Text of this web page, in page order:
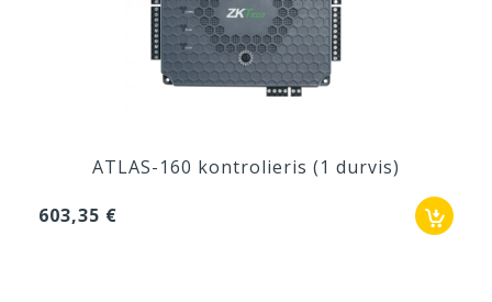
ATLAS-160 kontrolieris (1 durvis)
603,35 €